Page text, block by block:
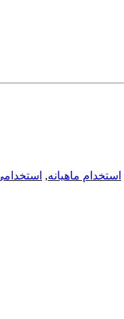
استخدام ماهیانه,